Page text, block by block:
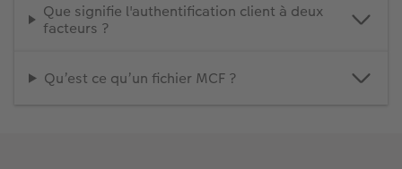
Que signifie l'authentification client à deux
facteurs ?
Qu’est ce qu’un fichier MCF ?